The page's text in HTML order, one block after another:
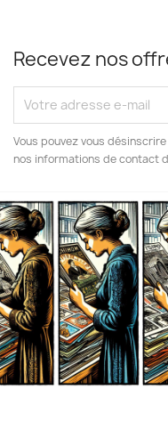
Recevez nos
Vous pouvez vous
nos informations de contact